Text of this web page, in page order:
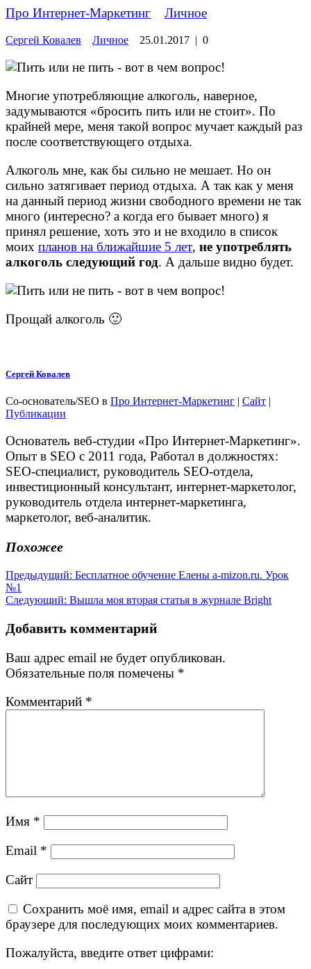
Про Интернет-Маркетинг Личное
Сергей Ковалев Личное 25.01.2017 | 0
Многие употребляющие алкоголь, наверное,
задумываются «бросить пить или не стоит». По
крайней мере, меня такой вопрос мучает каждый раз
после соответствующего отдыха.
Алкоголь мне, как бы сильно не мешает. Но он
сильно затягивает период отдыха. А так как у меня
на данный период жизни свободного времени не так
много (интересно? а когда его бывает много) я
принял решение, хоть это и не входило в список
моих планов на ближайшие 5 лет, не употреблять
алкоголь следующий год. А дальше видно будет.
Прощай алкоголь 🙂
Сергей Ковалев
Со-основатель/SEO в Про Интернет-Маркетинг | Сайт |
Публикации
Основатель веб-студии «Про Интернет-Маркетинг».
Опыт в SEO с 2011 года, Работал в должностях:
SEO-специалист, руководитель SEO-отдела,
инвестиционный консультант, интернет-маркетолог,
руководитель отдела интернет-маркетинга,
маркетолог, веб-аналитик.
Похожее
Навигация
по
записям
Предыдущий: Предыдущая
Бесплатное обучение Елены a-mizon.ru. Урок
№1
Следующий: Следующая
Вышла моя вторая статья в журнале Bright
Добавить комментарий
Ваш адрес email не будет опубликован.
Обязательные поля помечены *
Комментарий *
Имя *
Email *
Сайт
Сохранить моё имя, email и адрес сайта в этом
браузере для последующих моих комментариев.
Пожалуйста, введите ответ цифрами: